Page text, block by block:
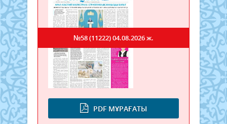
PDF МҰРАҒАТЫ
№58 (11222)04.08.2026 ж.